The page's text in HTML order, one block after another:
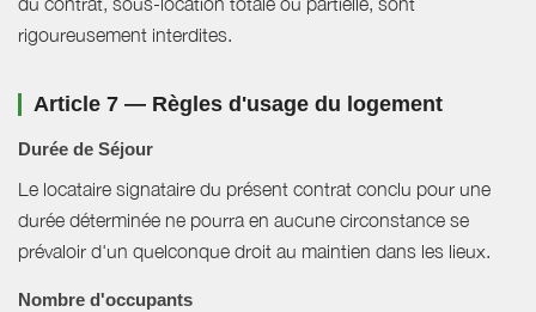
rigoureusement interdites.
Article 7 — Règles d'usage du logement
Durée de Séjour
Le locataire signataire du présent contrat conclu pour une
durée déterminée ne pourra en aucune circonstance se
prévaloir d'un quelconque droit au maintien dans les lieux.
Nombre d'occupants